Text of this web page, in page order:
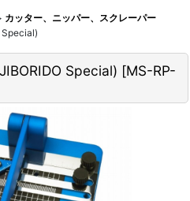
カッター、ニッパー、スクレーパー
Special)
Special) [MS-RP-